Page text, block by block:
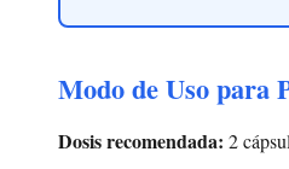
Modo de Uso para
Dosis recomendada: 2